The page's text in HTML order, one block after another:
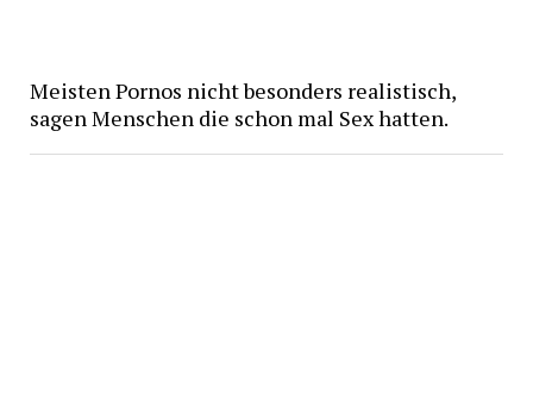
Meisten Pornos nicht besonders realistisch,
sagen Menschen die schon mal Sex hatten.